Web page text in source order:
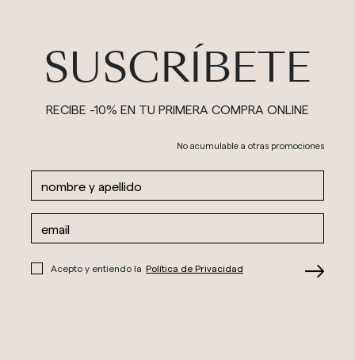
SUSCRÍBETE
RECIBE -10% EN TU PRIMERA COMPRA ONLINE
No acumulable a otras promociones
Acepto y entiendo la Política de Privacidad